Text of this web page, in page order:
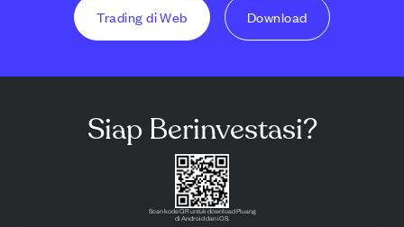
Trading di Web Download
Siap Berinvestasi?
Scan kode QR untuk download Pluang
di Android dan iOS.